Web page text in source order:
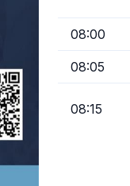
08:00
08:05
08:15